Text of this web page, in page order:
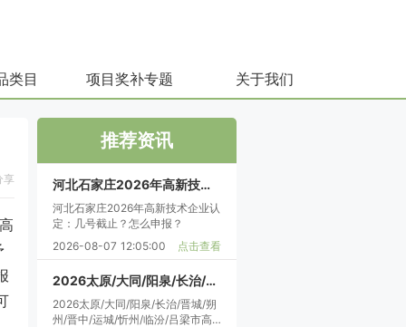
类目 项目奖补专题 关于我们
享
推荐资讯
河北石家庄2026年高新技术企业认定：几号截止？怎么申报？
河北石家庄2026年高新技术企业认
定：几号截止？怎么申报？
2026-08-07 12:05:00
点击查看
2026太原/大同/阳泉/长治/晋城/朔州/晋中/运城/忻州/临汾/吕梁市高企认定申报实务指南：条件评分流程材料
2026太原/大同/阳泉/长治/晋城/朔
州/晋中/运城/忻州/临汾/吕梁市高